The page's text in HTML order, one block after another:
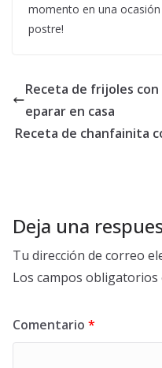
momento en una
postre!
Receta de frijoles
eparar en casa
Receta de chanfainita
Deja una
Tu dirección de correo
Los campos obligatorios
Comentario *